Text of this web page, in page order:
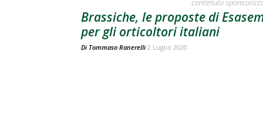
contenuto
Brassiche, le proposte di
per gli orticoltori italiani
Di Tommaso Ranerelli 2 Luglio 2020